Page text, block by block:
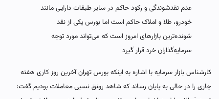
عدم نقدشوندگی و رکود حاکم در سایر طبقات دارایی مانند
خودرو، طلا و املاک حاکم است اما بورس یکی از نقد
شونده‌ترین بازارهای امروز است که می‌تواند مورد توجه
سرمایه‌گذاران خرد قرار گیرد
کارشناس بازار سرمایه با اشاره به اینکه بورس تهران آخرین روز کاری هفته
جاری را در حالی به پایان رساند که شاهد رونق نسبی معاملات بودیم گفت: